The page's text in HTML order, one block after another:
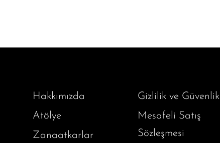
Hakkımızda
Atölye
Zanaatkarlar
Gizlilik ve Güvenlik
Mesafeli Satış
Sözleşmesi